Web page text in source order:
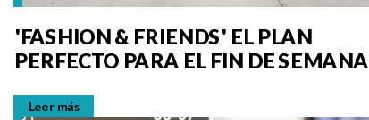
'FASHION & FRIENDS' EL PLAN
PERFECTO PARA EL FIN DE SEMANA
Leer más